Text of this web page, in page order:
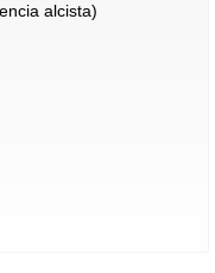
alcista)